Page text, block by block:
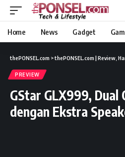
Home News Gadget
thePONSEL.com >thePONSEL.com | Review,
PREVIEW
GStar GLX999, Dual
dengan Ekstra